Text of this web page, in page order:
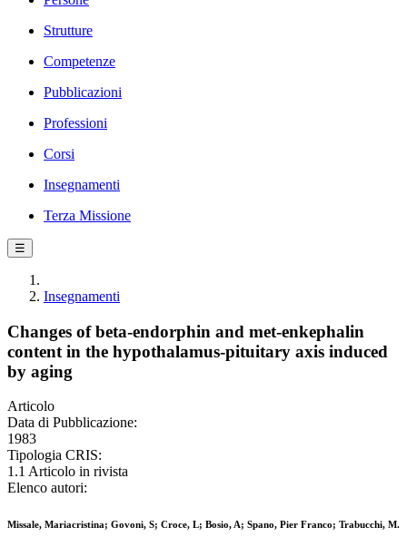
Strutture
Competenze
Pubblicazioni
Professioni
Corsi
Insegnamenti
Terza Missione
☰
Insegnamenti
Changes of beta-endorphin and met-enkephalin
content in the hypothalamus-pituitary axis induced
by aging
Articolo
Data di Pubblicazione:
1983
Tipologia CRIS:
1.1 Articolo in rivista
Elenco autori:
Missale, Mariacristina; Govoni, S; Croce, L; Bosio, A; Spano, Pier Franco; Trabucchi, M.